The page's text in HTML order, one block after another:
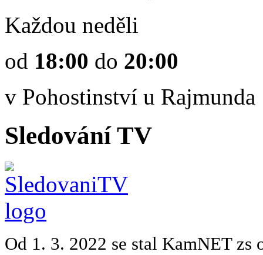
Každou neděli
od 18:00 do 20:00
v Pohostinství u Rajmunda
Sledování TV
Od 1. 3. 2022 se stal KamNET